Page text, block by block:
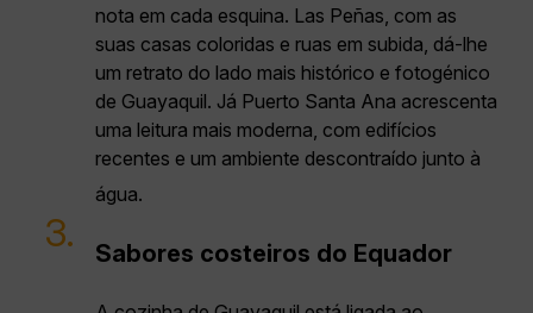
nota em cada esquina. Las Peñas, com as
suas casas coloridas e ruas em subida, dá-lhe
um retrato do lado mais histórico e fotogénico
de Guayaquil. Já Puerto Santa Ana acrescenta
uma leitura mais moderna, com edifícios
recentes e um ambiente descontraído junto à
água.
3. Sabores costeiros do Equador